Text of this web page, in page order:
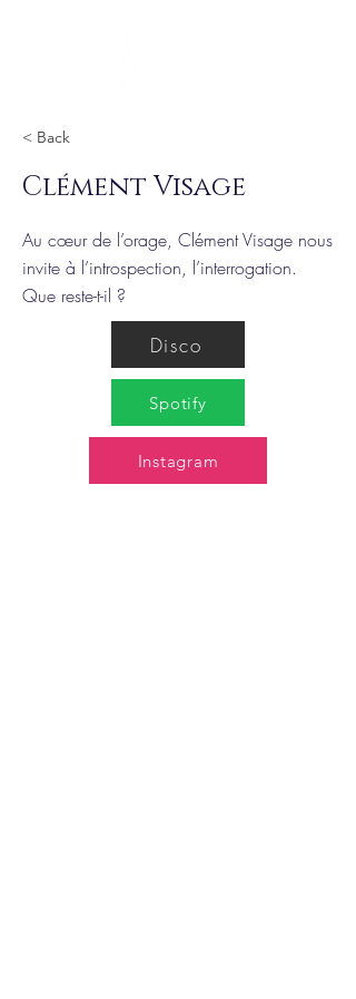
< Back
Clément Visage
Au cœur de l’orage, Clément Visage nous
invite à l’introspection, l’interrogation.
Que reste-t-il ?
Disco
Spotify
Instagram